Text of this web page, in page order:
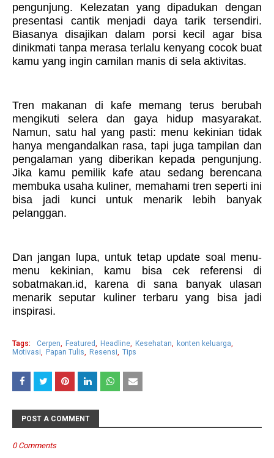
pengunjung. Kelezatan yang dipadukan dengan
presentasi cantik menjadi daya tarik tersendiri.
Biasanya disajikan dalam porsi kecil agar bisa
dinikmati tanpa merasa terlalu kenyang cocok buat
kamu yang ingin camilan manis di sela aktivitas.
Tren makanan di kafe memang terus berubah
mengikuti selera dan gaya hidup masyarakat.
Namun, satu hal yang pasti: menu kekinian tidak
hanya mengandalkan rasa, tapi juga tampilan dan
pengalaman yang diberikan kepada pengunjung.
Jika kamu pemilik kafe atau sedang berencana
membuka usaha kuliner, memahami tren seperti ini
bisa jadi kunci untuk menarik lebih banyak
pelanggan.
Dan jangan lupa, untuk tetap update soal menu-
menu kekinian, kamu bisa cek referensi di
sobatmakan.id, karena di sana banyak ulasan
menarik seputar kuliner terbaru yang bisa jadi
inspirasi.
Tags: Cerpen Featured Headline Kesehatan
konten keluarga
Motivasi
Papan Tulis Resensi Tips
POST A COMMENT
0 Comments